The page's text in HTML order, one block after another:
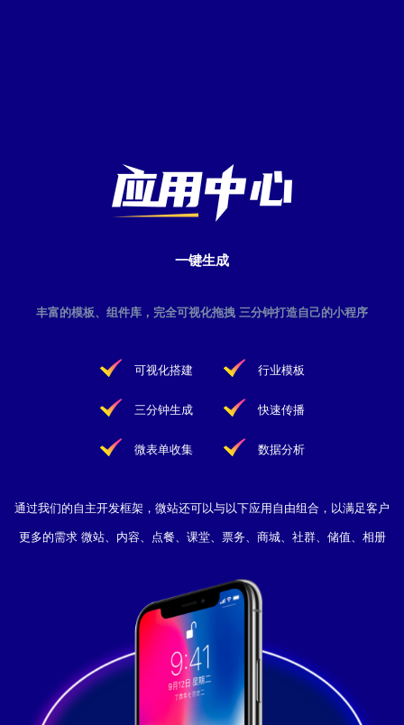
一键生成
丰富的模板、组件库，完全可视化拖拽 三分钟打造自己的小程序
可视化搭建 行业模板
三分钟生成 快速传播
微表单收集 数据分析
通过我们的自主开发框架，微站还可以与以下应用自由组合，以满足客户
更多的需求 微站、内容、点餐、课堂、票务、商城、社群、储值、相册